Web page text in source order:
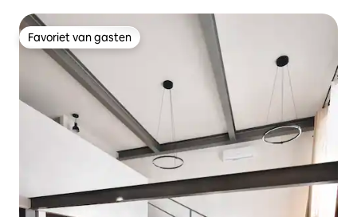
Favoriet van gasten
Favoriet van gasten